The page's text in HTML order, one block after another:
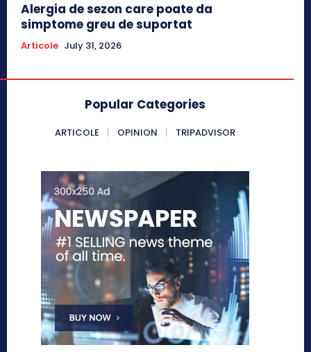
Alergia de sezon care poate da
simptome greu de suportat
Articole July 31, 2026
Popular Categories
ARTICOLE OPINION TRIPADVISOR